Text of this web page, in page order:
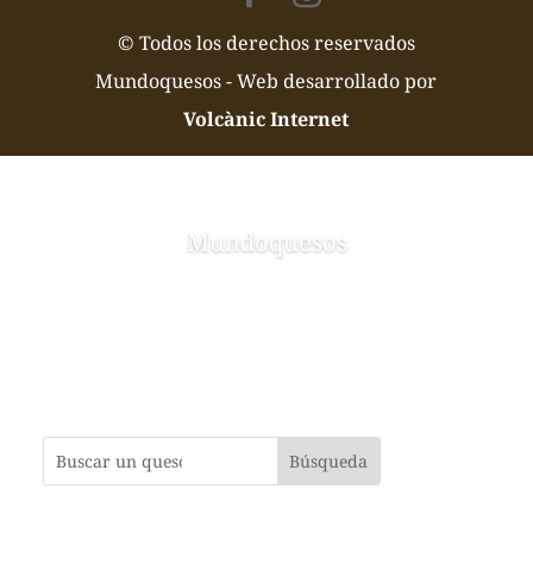
© Todos los derechos reservados
Mundoquesos - Web desarrollado por
Volcànic Internet
Mundoquesos